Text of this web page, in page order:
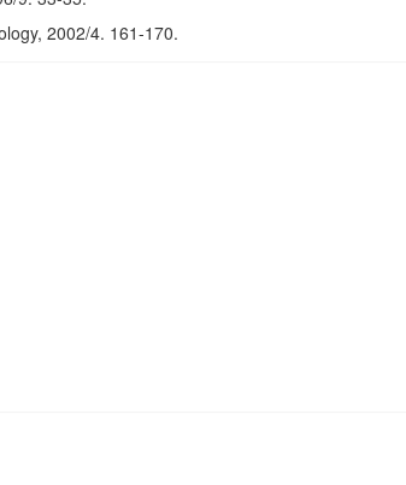
2002/4. 161-170.